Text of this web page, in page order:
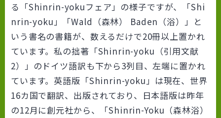
る「Shinrin-yokuフェア」の様子ですが、「Shi
nrin-yoku」「Wald（森林） Baden（浴）」と
いう書名の書籍が、数えるだけで20冊以上置かれ
ています。私の拙著「Shinrin-yoku（引用文献
2）」のドイツ語訳も下から3列目、左端に置かれ
ています。英語版「Shinrin-yoku」は現在、世界
16カ国で翻訳、出版されており、日本語版は昨年
の12月に創元社から、「Shinrin-Yoku（森林浴）